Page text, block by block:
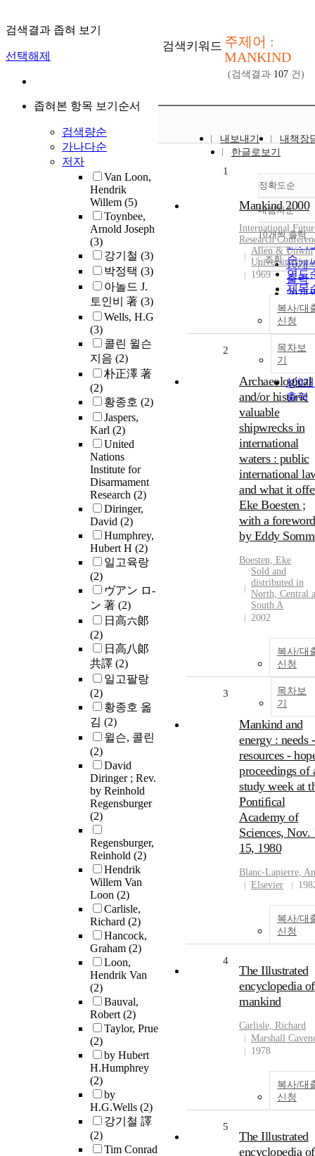
검색결과 좁혀 보기
선택해제
좁혀본 항목 보기순서
검색량순
가나다순
저자
Van Loon,
Hendrik
Willem (5)
Toynbee,
Arnold Joseph
(3)
강기철 (3)
박정택 (3)
아놀드 J.
토인비 著 (3)
Wells, H.G
(3)
콜린 윌슨
지음 (2)
朴正澤 著
(2)
황종호 (2)
Jaspers,
Karl (2)
United
Nations
Institute for
Disarmament
Research (2)
Diringer,
David (2)
Humphrey,
Hubert H (2)
일고육랑
(2)
ヴアン ロ-
ン 著 (2)
日高六郞
(2)
日高八郞
共譯 (2)
일고팔랑
(2)
황종호 옮
김 (2)
윌슨, 콜린
(2)
David
Diringer ; Rev.
by Reinhold
Regensburger
(2)
Regensburger,
Reinhold (2)
Hendrik
Willem Van
Loon (2)
Carlisle,
Richard (2)
Hancock,
Graham (2)
Loon,
Hendrik Van
(2)
Bauval,
Robert(2)
Taylor, Prue
(2)
by Hubert
H.Humphrey
(2)
by
H.G.Wells (2)
강기철 譯
(2)
Tim Conrad
검색키워드 주제어 :
MANKIND
(검색결과 107 건)
내보내기
내책장
한글로보기
정확도순
정확
순
인기
순
연도
제목
저자
발행
관순
내림차순
내림
10개씩 출력
10개
출력
20개
출력
30개
출력
50개
출력
100
출력
조회
1
Mankind 2000
International
Research
Allen & Unwin
1969
복사/대
신청
목차보
기
2
Archaeological
and/or historic
valuable
shipwrecks in
international
waters : public
international
and what it
Eke Boesten ;
with a foreword
by Eddy
Boesten, Eke
Sold and
distributed in
North, Central
South A
2002
복사/대
신청
목차보
기
3
Mankind and
energy : needs -
resources -
proceedings of
study week at
Pontifical
Academy of
Sciences, Nov.
15, 1980
Blanc-Lapierre,
Elsevier
복사/대
신청
4
The Illustrated
encyclopedia of
mankind
Carlisle, Richard
Marshall
1978
복사/대
신청
5
The Illustrated
encyclopedia of